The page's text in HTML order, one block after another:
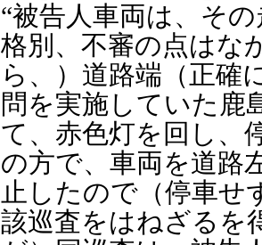
“被告人車両は、そ
格別、不審の点はな
ら、）道路端（正確
問を実施していた鹿
て、赤色灯を回し、
の方で、車両を道路
止したので（停車せ
該巡査をはねざるを